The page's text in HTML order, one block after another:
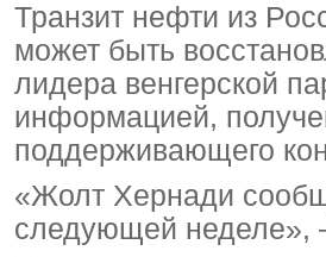
Транзит нефти из
может быть
лидера венгерской
информацией,
поддерживающего
«Жолт Хернади
следующей неделе»,